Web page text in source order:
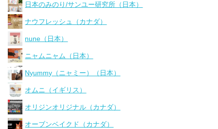
日本のみのり/サンユー研究所（日本）
ナウフレッシュ（カナダ）
nune（日本）
ニャムニャム（日本）
Nyummy（ニャミー）（日本）
オムニ（イギリス）
オリジンオリジナル（カナダ）
オーブンベイクド（カナダ）